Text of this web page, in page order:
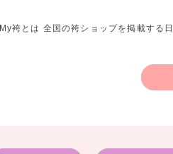
My袴とは 全国の袴ショップを掲載する